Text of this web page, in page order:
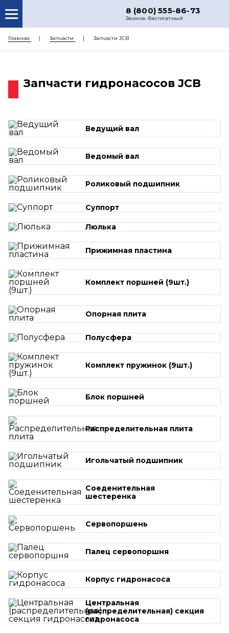
8 (800) 555-86-73
Звонок бесплатный
О НАС
КОНТАКТЫ
Главная Запчасти Запчасти JCB
Запчасти гидронасосов JCB
Ведущий вал
Ведомый вал
Роликовый подшипник
Суппорт
Люлька
Прижимная пластина
Комплект поршней (9шт.)
Опорная плита
Полусфера
Комплект пружинок (9шт.)
Блок поршней
Распределительная плита
Игольчатый подшипник
Соеденительная
шестеренка
Сервопоршень
Палец сервопоршня
Корпус гидронасоса
Центральная
(распределительная) секция
гидронасоса